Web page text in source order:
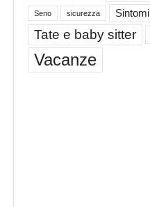
Seno sicurezza Sintomi
Tate e baby sitter
Vacanze